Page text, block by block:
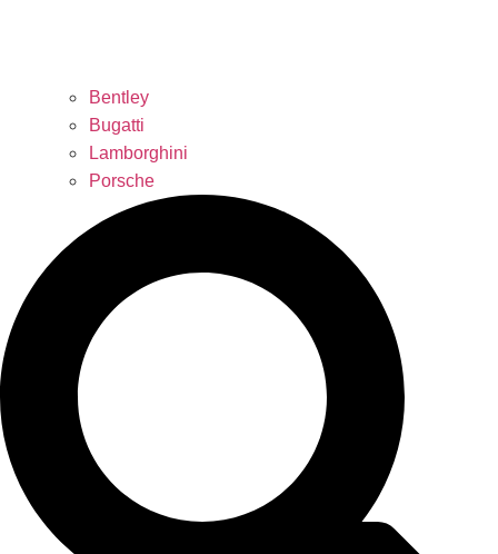
Bentley
Bugatti
Lamborghini
Porsche